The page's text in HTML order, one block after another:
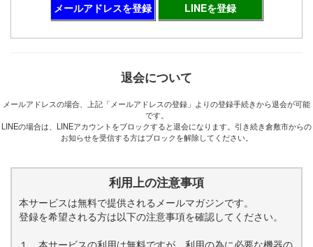
メールアドレスを登録 LINEを登録
退会について
メールアドレスの場合、上記「メールアドレスの登録」よりの登録手続きから退会が可能
です。
LINEの場合は、LINEアカウントをブロックすると退会になります。引き続き倉敷市からの
お知らせを受信する方はブロックを解除してください。
利用上の注意事項
本サービスは無料で提供されるメールマガジンです。
登録を希望される方は以下の注意事項を確認してください。